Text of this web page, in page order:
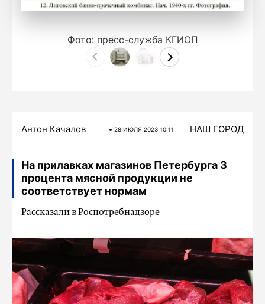
Фото: пресс-служба КГИОП
Антон Качалов 28 ИЮЛЯ 2023 10:11 НАШ ГОРОД
На прилавках магазинов Петербурга 3
процента мясной продукции не
соответствует нормам
Рассказали в Роспотребнадзоре